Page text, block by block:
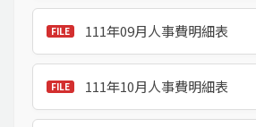
111年09月人事費明細表
111年10月人事費明細表